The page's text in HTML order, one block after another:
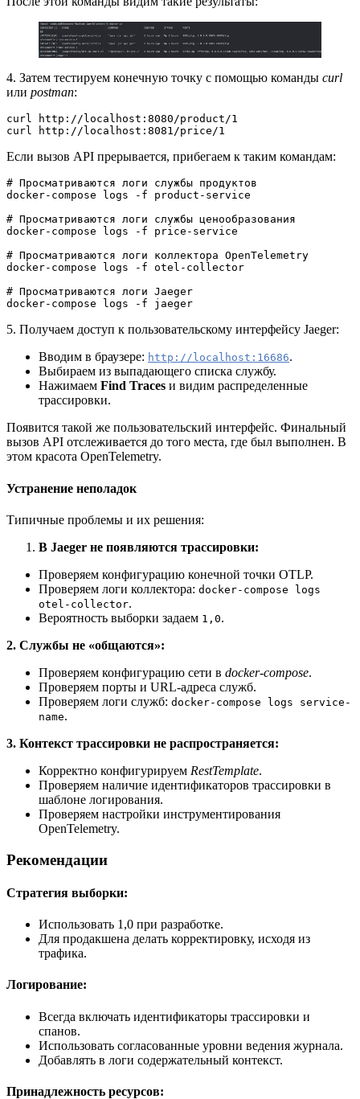
4. Затем тестируем конечную точку с помощью команды curl
или postman:
curl http://localhost:8080/product/1
curl http://localhost:8081/price/1
Если вызов API прерывается, прибегаем к таким командам:
# Просматриваются логи службы продуктов
docker-compose logs -f product-service
# Просматриваются логи службы ценообразования
docker-compose logs -f price-service
# Просматриваются логи коллектора OpenTelemetry
docker-compose logs -f otel-collector
# Просматриваются логи Jaeger
docker-compose logs -f jaeger
5. Получаем доступ к пользовательскому интерфейсу Jaeger:
Вводим в браузере: http://localhost:16686.
Выбираем из выпадающего списка службу.
Нажимаем Find Traces и видим распределенные
трассировки.
Появится такой же пользовательский интерфейс. Финальный
вызов API отслеживается до того места, где был выполнен. В
этом красота OpenTelemetry.
Устранение неполадок
Типичные проблемы и их решения:
В Jaeger не появляются трассировки:
Проверяем конфигурацию конечной точки OTLP.
Проверяем логи коллектора: docker-compose logs
otel-collector.
Вероятность выборки задаем 1,0.
2. Службы не «общаются»:
Проверяем конфигурацию сети в docker-compose.
Проверяем порты и URL-адреса служб.
Проверяем логи служб: docker-compose logs service-
name.
3. Контекст трассировки не распространяется:
Корректно конфигурируем RestTemplate.
Проверяем наличие идентификаторов трассировки в
шаблоне логирования.
Проверяем настройки инструментирования
OpenTelemetry.
Рекомендации
Стратегия выборки:
Использовать 1,0 при разработке.
Для продакшена делать корректировку, исходя из
трафика.
Логирование:
Всегда включать идентификаторы трассировки и
спанов.
Использовать согласованные уровни ведения журнала.
Добавлять в логи содержательный контекст.
Принадлежность ресурсов: